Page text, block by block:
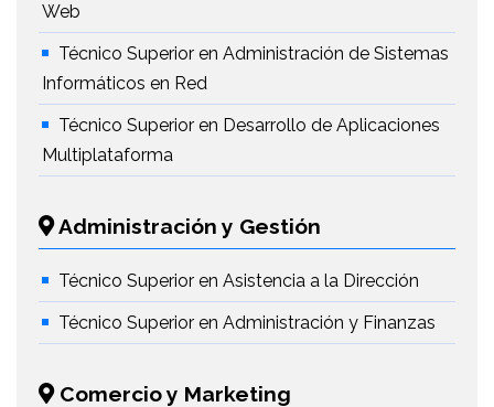
Web
Técnico Superior en Administración de Sistemas
Informáticos en Red
Técnico Superior en Desarrollo de Aplicaciones
Multiplataforma
Administración y Gestión
Técnico Superior en Asistencia a la Dirección
Técnico Superior en Administración y Finanzas
Comercio y Marketing